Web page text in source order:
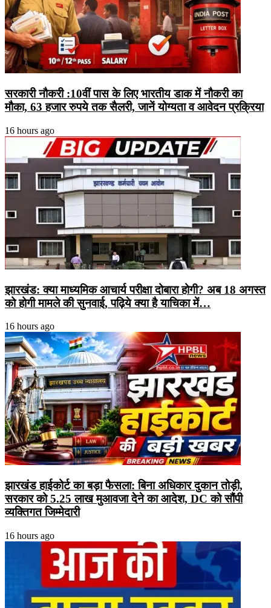
सरकारी नौकरी :10वीं पास के लिए भारतीय डाक में नौकरी का
मौका, 63 हजार रुपये तक सैलरी, जानें योग्यता व आवेदन प्रक्रिया
16 hours ago
झारखंड: क्या माध्यमिक आचार्य परीक्षा दोबारा होगी? अब 18 अगस्त
को होगी मामले की सुनवाई, पढ़िये क्या है याचिका में…
16 hours ago
झारखंड हाईकोर्ट का बड़ा फैसला: बिना अधिकार दुकान तोड़ी,
सरकार को 5.25 लाख मुआवजा देने का आदेश, DC को सौंपी
व्यक्तिगत जिम्मेदारी
16 hours ago